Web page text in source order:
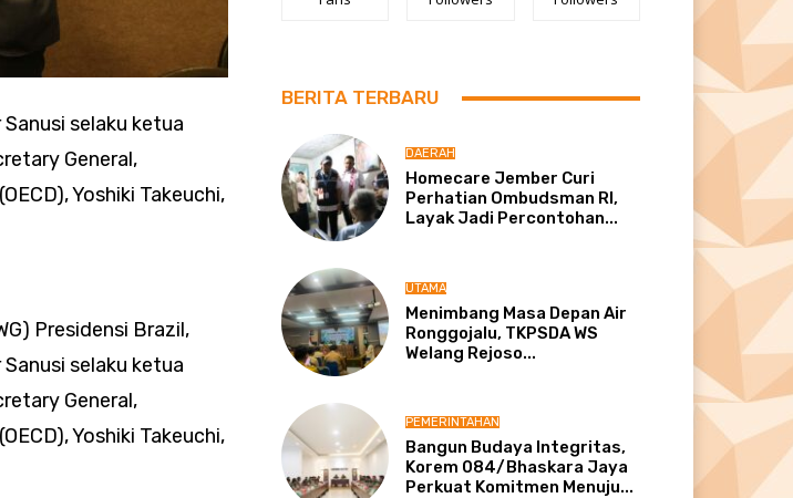
selaku ketua
General,
Yoshiki Takeuchi,
Presidensi Brazil,
selaku ketua
General,
Yoshiki Takeuchi,
BERITA TERBARU
DAERAH
Homecare Jember Curi
Perhatian Ombudsman RI,
Layak Jadi Percontohan...
UTAMA
Menimbang Masa Depan Air
Ronggojalu, TKPSDA WS
Welang Rejoso...
PEMERINTAHAN
Bangun Budaya Integritas,
Korem 084/Bhaskara Jaya
Perkuat Komitmen Menuju...